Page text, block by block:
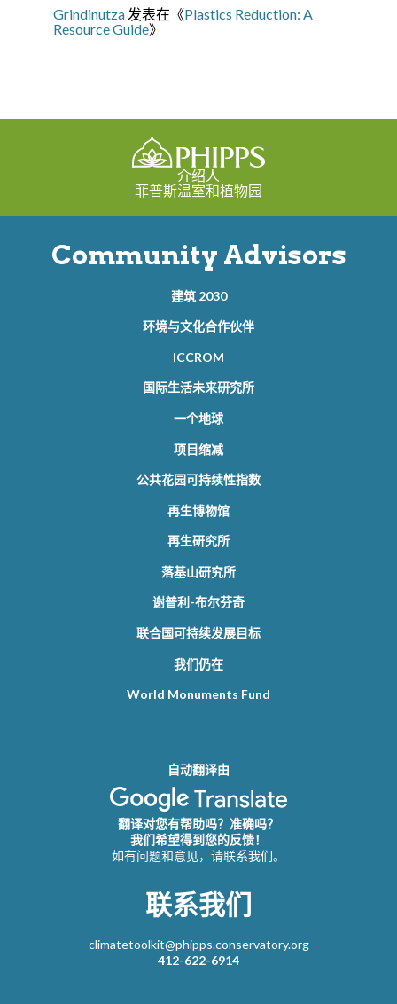
Grindinutza 发表在《Plastics Reduction: A
Resource Guide》
介绍人
菲普斯温室和植物园
Community Advisors
建筑 2030
环境与文化合作伙伴
ICCROM
国际生活未来研究所
一个地球
项目缩减
公共花园可持续性指数
再生博物馆
再生研究所
落基山研究所
谢普利-布尔芬奇
联合国可持续发展目标
我们仍在
World Monuments Fund
自动翻译由
翻译对您有帮助吗？准确吗？
我们希望得到您的反馈！
如有问题和意见，请联系我们。
联系我们
climatetoolkit@phipps.conservatory.org
412-622-6914